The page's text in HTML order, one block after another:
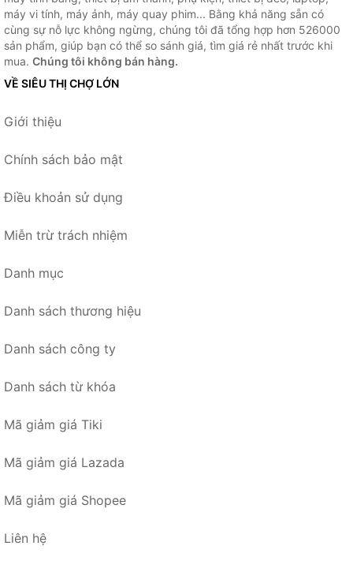
máy vi tính, máy ảnh, máy quay phim... Bằng khả năng sẵn có
cùng sự nỗ lực không ngừng, chúng tôi đã tổng hợp hơn 526000
sản phẩm, giúp bạn có thể so sánh giá, tìm giá rẻ nhất trước khi
mua. Chúng tôi không bán hàng.
VỀ SIÊU THỊ CHỢ LỚN
Giới thiệu
Chính sách bảo mật
Điều khoản sử dụng
Miễn trừ trách nhiệm
Danh mục
Danh sách thương hiệu
Danh sách công ty
Danh sách từ khóa
Mã giảm giá Tiki
Mã giảm giá Lazada
Mã giảm giá Shopee
Liên hệ